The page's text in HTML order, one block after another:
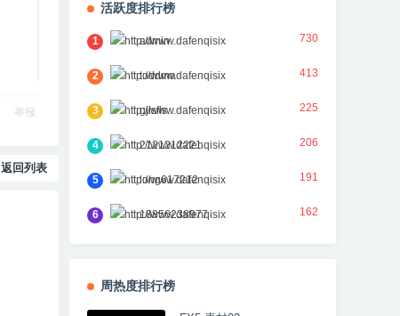
举报
返回列表
活跃度排行榜
1 admin 730
2 toddma 413
3 gjlsfls 225
4 2121212221 206
5 long617212 191
6 18856238977 162
周热度排行榜